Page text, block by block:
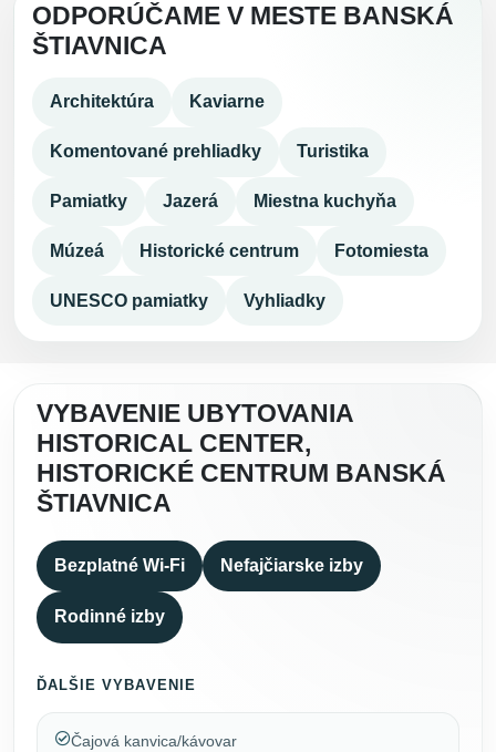
ODPORÚČAME V MESTE BANSKÁ
ŠTIAVNICA
Architektúra Kaviarne
Komentované prehliadky Turistika
Pamiatky Jazerá Miestna kuchyňa
Múzeá Historické centrum Fotomiesta
UNESCO pamiatky Vyhliadky
VYBAVENIE UBYTOVANIA
HISTORICAL CENTER,
HISTORICKÉ CENTRUM BANSKÁ
ŠTIAVNICA
Bezplatné Wi-Fi Nefajčiarske izby
Rodinné izby
ĎALŠIE VYBAVENIE
Čajová kanvica/kávovar